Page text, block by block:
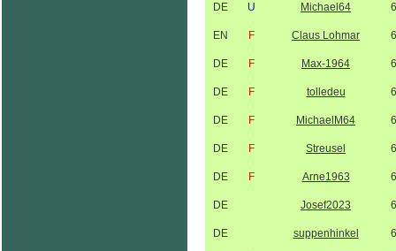
DE U Michael64
EN F Claus Lohmar
DE F Max-1964
DE F tolledeu
DE F MichaelM64
DE F Streusel
DE F Arne1963
DE Josef2023
DE suppenhinkel